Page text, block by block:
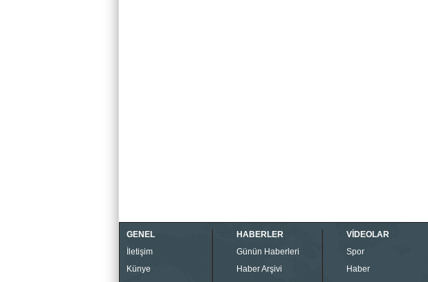
GENEL
İletişim
Künye
HABERLER
Günün Haberleri
Haber Arşivi
VİDEOLAR
Spor
Haber